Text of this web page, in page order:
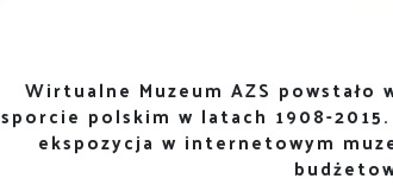
Wirtualne Muzeum AZS
sporcie polskim w latach 1908-
ekspozycja w internetowym